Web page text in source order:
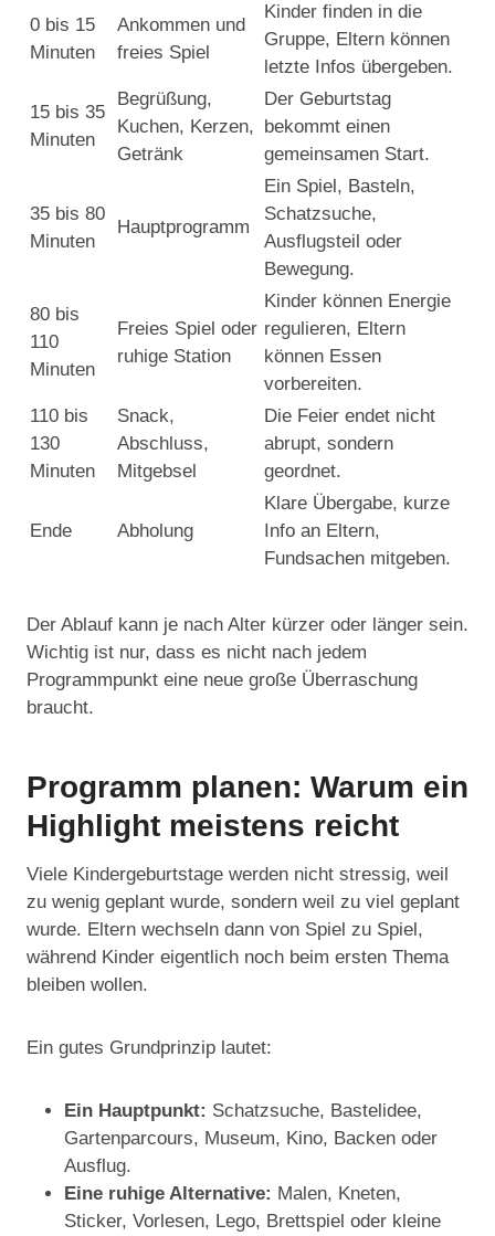
0 bis 15
Minuten
Ankommen und
freies Spiel
Kinder finden in die
Gruppe, Eltern können
letzte Infos übergeben.
15 bis 35
Minuten
Begrüßung,
Kuchen, Kerzen,
Getränk
Der Geburtstag
bekommt einen
gemeinsamen Start.
35 bis 80
Minuten
Hauptprogramm
Ein Spiel, Basteln,
Schatzsuche,
Ausflugsteil oder
Bewegung.
80 bis
110
Minuten
Freies Spiel oder
ruhige Station
Kinder können Energie
regulieren, Eltern
können Essen
vorbereiten.
110 bis
130
Minuten
Snack,
Abschluss,
Mitgebsel
Die Feier endet nicht
abrupt, sondern
geordnet.
Ende Abholung
Klare Übergabe, kurze
Info an Eltern,
Fundsachen mitgeben.
Der Ablauf kann je nach Alter kürzer oder länger sein.
Wichtig ist nur, dass es nicht nach jedem
Programmpunkt eine neue große Überraschung
braucht.
Programm planen: Warum ein
Highlight meistens reicht
Viele Kindergeburtstage werden nicht stressig, weil
zu wenig geplant wurde, sondern weil zu viel geplant
wurde. Eltern wechseln dann von Spiel zu Spiel,
während Kinder eigentlich noch beim ersten Thema
bleiben wollen.
Ein gutes Grundprinzip lautet:
Ein Hauptpunkt: Schatzsuche, Bastelidee,
Gartenparcours, Museum, Kino, Backen oder
Ausflug.
Eine ruhige Alternative: Malen, Kneten,
Sticker, Vorlesen, Lego, Brettspiel oder kleine